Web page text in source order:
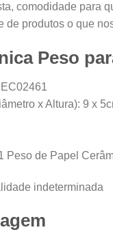
comodidade para
de produtos o que
Peso
x Altura): 9 x
Peso de Papel
indeterminada